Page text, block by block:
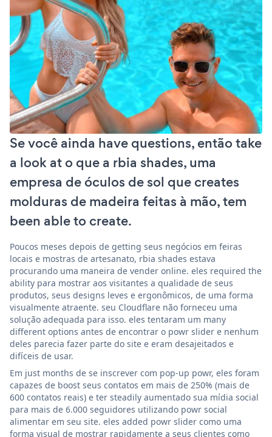
Se você ainda have questions, então take
a look at o que a rbia shades, uma
empresa de óculos de sol que creates
molduras de madeira feitas à mão, tem
been able to create.
Poucos meses depois de getting seus negócios em feiras
locais e mostras de artesanato, rbia shades estava
procurando uma maneira de vender online. eles required the
ability para mostrar aos visitantes a qualidade de seus
produtos, seus designs leves e ergonômicos, de uma forma
visualmente atraente. seu Cloudflare não forneceu uma
solução adequada para isso. eles tentaram um many
different options antes de encontrar o powr slider e nenhum
deles parecia fazer parte do site e eram desajeitados e
difíceis de usar.
Em just months de se inscrever com pop-up powr, eles foram
capazes de boost seus contatos em mais de 250% (mais de
600 contatos reais) e ter steadily aumentado sua mídia social
para mais de 6.000 seguidores utilizando powr social
alimentar em seu site. eles added powr slider como uma
forma visual de mostrar rapidamente a seus clientes como